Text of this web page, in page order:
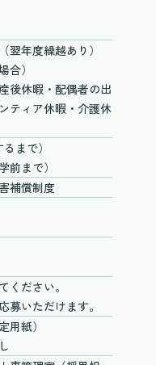
年度繰越あり）
合）
後休暇・配偶者の出
ティア休暇・介護休
まで）
前まで）
補償制度
ください。
募いただけます。
用紙）